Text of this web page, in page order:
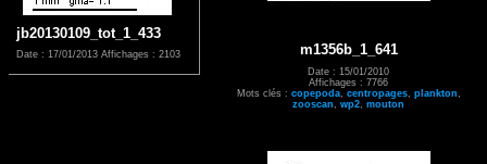
jb20130109_tot_1_433
Date : 17/01/2013 Affichages : 2103 m1356b_1_641
Date : 15/01/2010
Affichages : 7766
Mots clés : copepoda, centropages, plankton
zooscan
wp2 mouton